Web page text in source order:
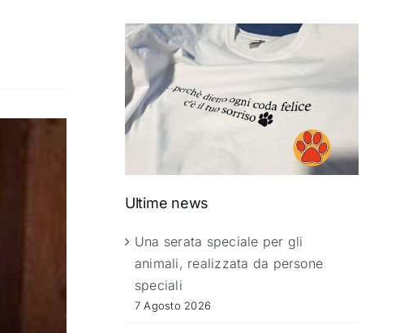
Ultime news
Una serata speciale per gli
animali, realizzata da persone
speciali
7 Agosto 2026